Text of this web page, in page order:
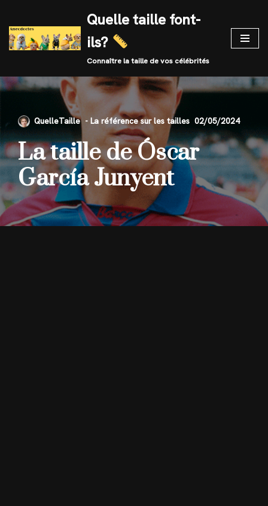
Skip
to
Quelle taille font-
ils?
Connaître la taille de vos célébrités
QuelleTaille 02/05/2024
La taille de Óscar
García Junyent